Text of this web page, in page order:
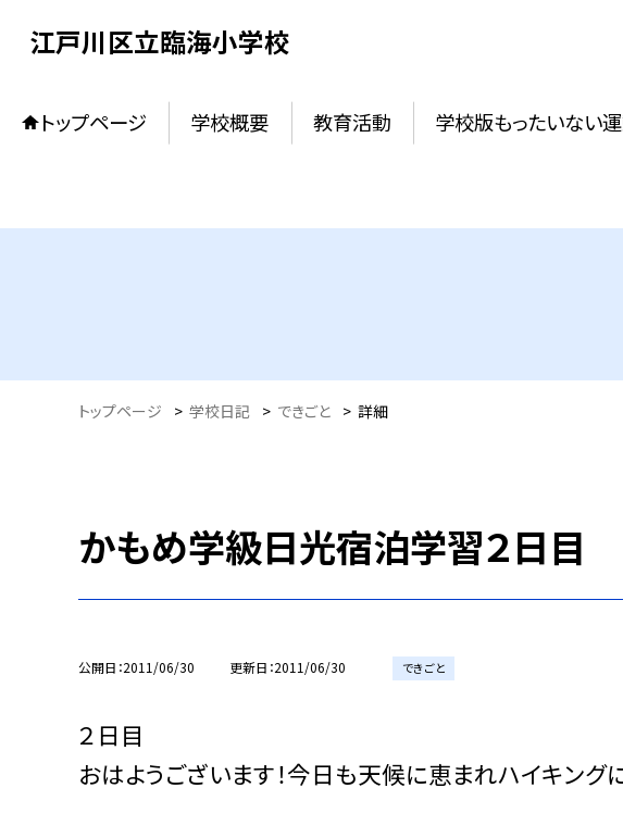
江戸川区立臨海小学校
トップページ 学校概要 教育活動 学校版もったいない
トップページ > 学校日記 > できごと > 詳細
かもめ学級日光宿泊学習２日目
公開日 2011/06/30 更新日 2011/06/30 できごと
２日目
おはようございます！今日も天候に恵まれハイキング